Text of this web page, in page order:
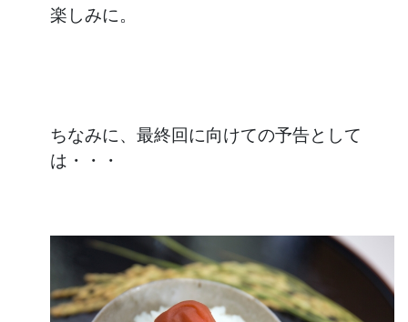
楽しみに。
ちなみに、最終回に向けての予告として
は・・・